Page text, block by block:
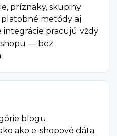
príznaky, skupiny
metódy aj
integrácie pracujú vždy
— bez
blogu
ako e-shopové dáta.